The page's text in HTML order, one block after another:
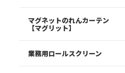
マグネットのれんカーテン
【マグリット】
業務用ロールスクリーン